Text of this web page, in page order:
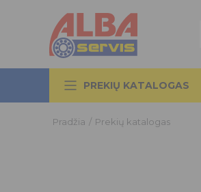
PREKIŲ KATALOGAS
Pradžia / Prekių katalogas